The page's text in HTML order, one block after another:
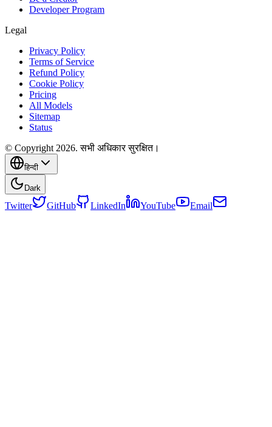
Developer Program
Legal
Privacy Policy
Terms of Service
Refund Policy
Cookie Policy
Pricing
All Models
Sitemap
Status
© Copyright 2026. सभी अधिकार सुरक्षित।
हिन्दी
Dark
Twitter GitHub LinkedIn YouTube Email